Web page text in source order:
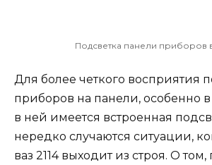
Подсветка панели приборов
Для более четкого восприятия
приборов на панели, особенно
в ней имеется встроенная
нередко случаются ситуации,
ваз 2114 выходит из строя. О том,